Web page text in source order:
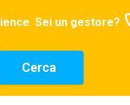
Sei un gestore?
Cerca